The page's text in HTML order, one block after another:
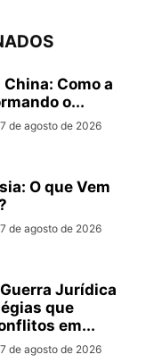
Como a
o...
7 de agosto de 2026
O que Vem
7 de agosto de 2026
Jurídica
que
em...
7 de agosto de 2026